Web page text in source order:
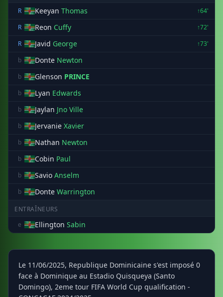
R
Keeyan Thomas
↑64'
R
Reon Cuffy
↑72'
R
Javid George
↑73'
b
Donte Newton
b Glenson PRINCE
b Lyan Edwards
b Jaylan Jno Ville
b Jervanie Xavier
b Nathan Newton
b Cobin Paul
b Savio Anselm
b Donte Warrington
ENTRAÎNEURS
e
Ellington Sabin
Le 11/06/2025, Republique Dominicaine s'est imposé 0
face à Dominique au Estadio Quisqueya (Santo
Domingo), 2eme tour FIFA World Cup qualification -